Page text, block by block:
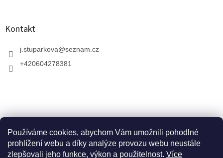
Používáme cookies, abychom Vám umožnili pohodlné
prohlížení webu a díky analýze provozu webu neustále
zlepšovali jeho funkce, výkon a použitelnost. Více
Kontakt
j.stuparkova@seznam.cz
+420604278381